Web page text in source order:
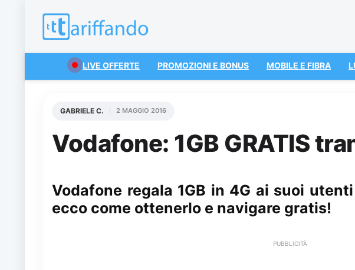
LIVE OFFERTE PROMOZIONI E BONUS MOBILE E FIBRA
Vodafone: 1GB GRATIS
GABRIELE C. 2 MAGGIO 2016
Vodafone regala 1GB in 4G ai suoi
ecco come ottenerlo e navigare gratis!
PUBBLICITÀ